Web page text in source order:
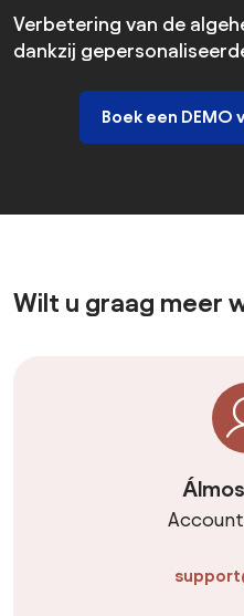
Verbetering van de
dankzij
Boek een DEMO
Wilt u graag meer